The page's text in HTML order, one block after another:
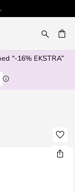
“-16% EKSTRA”